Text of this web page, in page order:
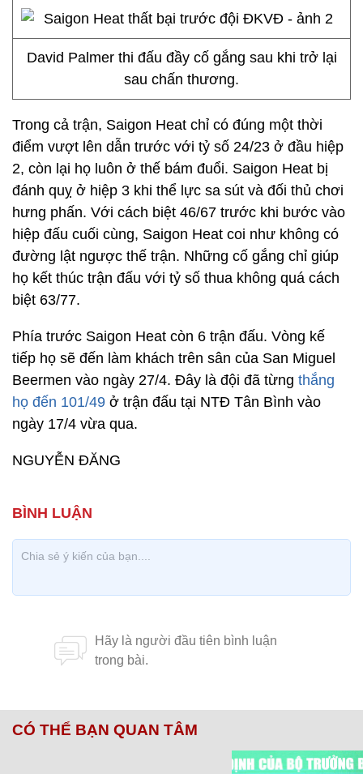
David Palmer thi đấu đầy cố gắng sau khi trở lại
sau chấn thương.
Trong cả trận, Saigon Heat chỉ có đúng một thời
điểm vượt lên dẫn trước với tỷ số 24/23 ở đầu hiệp
2, còn lại họ luôn ở thế bám đuổi. Saigon Heat bị
đánh quỵ ở hiệp 3 khi thể lực sa sút và đối thủ chơi
hưng phấn. Với cách biệt 46/67 trước khi bước vào
hiệp đấu cuối cùng, Saigon Heat coi như không có
đường lật ngược thế trận. Những cố gắng chỉ giúp
họ kết thúc trận đấu với tỷ số thua không quá cách
biệt 63/77.
Phía trước Saigon Heat còn 6 trận đấu. Vòng kế
tiếp họ sẽ đến làm khách trên sân của San Miguel
Beermen vào ngày 27/4. Đây là đội đã từng thắng
họ đến 101/49 ở trận đấu tại NTĐ Tân Bình vào
ngày 17/4 vừa qua.
NGUYỄN ĐĂNG
CÓ THỂ BẠN QUAN TÂM